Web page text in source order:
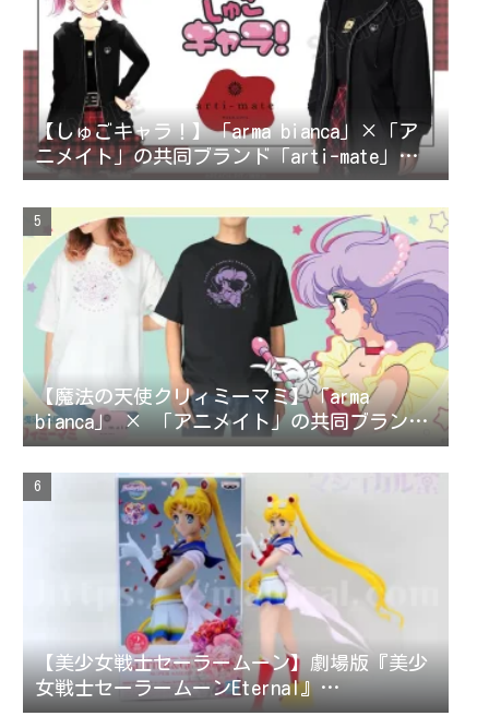
【しゅごキャラ！】「arma bianca」×「ア
ニメイト」の共同ブランド「arti-mate」に
よるオリジナルアパレル、雑貨の販売が決
定！
【魔法の天使クリィミーマミ】「arma
bianca」 × 「アニメイト」の共同ブランド
「arti-mate」によるオリジナルアパレル、
雑貨の販売が決定！
【美少女戦士セーラームーン】劇場版『美少
女戦士セーラームーンEternal』